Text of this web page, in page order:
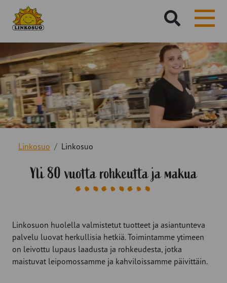
sivustolta:
Linkosuo Linkosuo
Yli 80 vuotta rohkeutta ja makua
Linkosuon huolella valmistetut tuotteet ja asiantunteva
palvelu luovat herkullisia hetkiä. Toimintamme ytimeen
on leivottu lupaus laadusta ja rohkeudesta, jotka
maistuvat leipomossamme ja kahviloissamme päivittäin.